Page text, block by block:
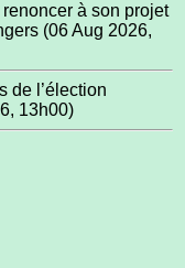
à son projet
(06 Aug 2026,
de l’élection
13h00)